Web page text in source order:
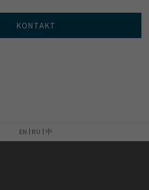
KONTAKT
EN RU 中